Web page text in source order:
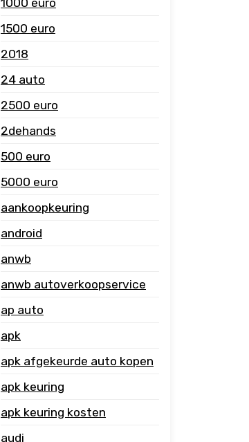
1000 euro
1500 euro
2018
24 auto
2500 euro
2dehands
500 euro
5000 euro
aankoopkeuring
android
anwb
anwb autoverkoopservice
ap auto
apk
apk afgekeurde auto kopen
apk keuring
apk keuring kosten
audi